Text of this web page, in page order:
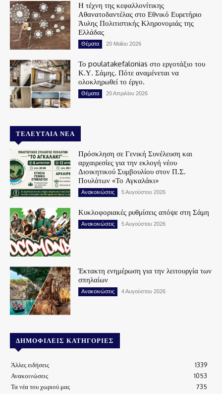
Η τέχνη της κεφαλλονίτικης
Αθανατοδαντέλας στο Εθνικό Ευρετήριο
Άυλης Πολιτιστικής Κληρονομιάς της
Ελλάδας
Θέματα 20 Μαΐου 2026
Το poulatakefalonias στο εργοτάξιο του
Κ.Υ. Σάμης. Πότε αναμένεται να
ολοκληρωθεί το έργο.
Θέματα 20 Απριλίου 2026
ΤΕΛΕΥΤΑΊΑ ΝΈΑ
Πρόσκληση σε Γενική Συνέλευση και
αρχαιρεσίες για την εκλογή νέου
Διοικητικού Συμβουλίου στον Π.Σ.
Πουλάτων «Το Αγκαλάκι»
Ανακοινώσεις 5 Αυγούστου 2026
Κυκλοφοριακές ρυθμίσεις απόψε στη Σάμη
Ανακοινώσεις 5 Αυγούστου 2026
Έκτακτη ενημέρωση για την λειτουργία των
σπηλαίων
Ανακοινώσεις 4 Αυγούστου 2026
ΔΗΜΟΦΙΛΕΊΣ ΚΑΤΗΓΟΡΊΕΣ
Άλλες ειδήσεις
1339
Ανακοινώσεις
1053
Τα νέα του χωριού μας
735